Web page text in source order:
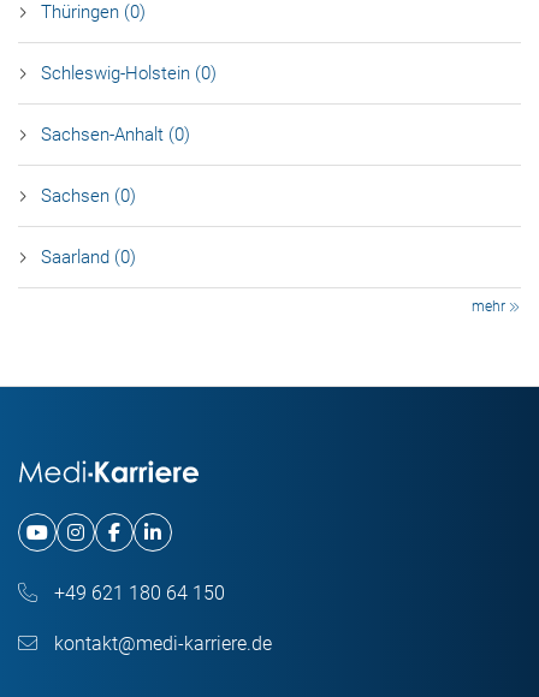
Thüringen (0)
Schleswig-Holstein (0)
Sachsen-Anhalt (0)
Sachsen (0)
Saarland (0)
mehr
+49 621 180 64 150
kontakt@medi-karriere.de